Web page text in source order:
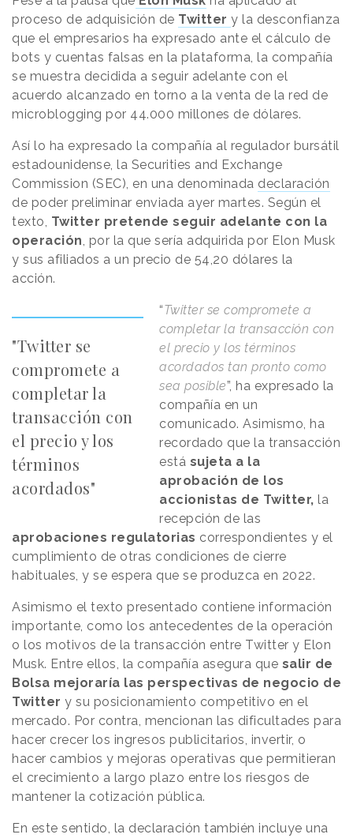
proceso de adquisición de Twitter y la desconfianza
que el empresarios ha expresado ante el cálculo de
bots y cuentas falsas en la plataforma, la compañía
se muestra decidida a seguir adelante con el
acuerdo alcanzado en torno a la venta de la red de
microblogging por 44.000 millones de dólares.
Así lo ha expresado la compañía al regulador bursátil
estadounidense, la Securities and Exchange
Commission (SEC), en una denominada declaración
de poder preliminar enviada ayer martes. Según el
texto, Twitter pretende seguir adelante con la
operación, por la que sería adquirida por Elon Musk
y sus afiliados a un precio de 54,20 dólares la
acción.
"Twitter se
compromete a
completar la
transacción con
el precio y los
términos
acordados"
“Twitter se compromete a
completar la transacción con
el precio y los términos
acordados tan pronto como
sea posible”, ha expresado la
compañía en un
comunicado. Asimismo, ha
recordado que la transacción
está sujeta a la
aprobación de los
accionistas de Twitter, la
recepción de las
aprobaciones regulatorias correspondientes y el
cumplimiento de otras condiciones de cierre
habituales, y se espera que se produzca en 2022.
Asimismo el texto presentado contiene información
importante, como los antecedentes de la operación
o los motivos de la transacción entre Twitter y Elon
Musk. Entre ellos, la compañía asegura que salir de
Bolsa mejoraría las perspectivas de negocio de
Twitter y su posicionamiento competitivo en el
mercado. Por contra, mencionan las dificultades para
hacer crecer los ingresos publicitarios, invertir, o
hacer cambios y mejoras operativas que permitieran
el crecimiento a largo plazo entre los riesgos de
mantener la cotización pública.
En este sentido, la declaración también incluye una